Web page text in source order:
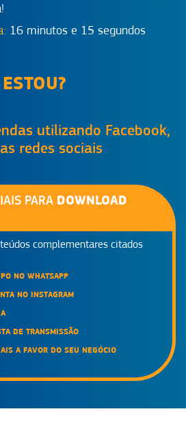
16 minutos e 15 segundos
utilizando Facebook,
redes sociais
PARA DOWNLOAD
complementares citados
NO WHATSAPP
NO INSTAGRAM
DE TRANSMISSÃO
A FAVOR DO SEU NEGÓCIO